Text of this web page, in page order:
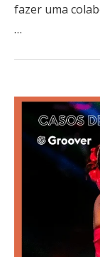
fazer uma
…